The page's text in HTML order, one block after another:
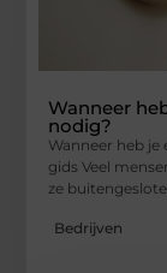
Wanneer
nodig?
Wanneer heb
gids Veel
ze
Bedrijven